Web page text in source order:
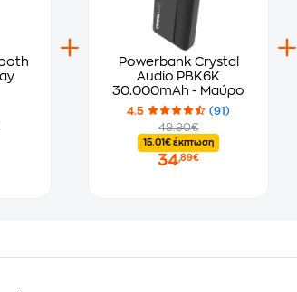
Powerbank Crystal
Audio PBK6K
30.000mAh - Μαύρο
4.5
(91)
49.90€
15.01€ έκπτωση
34,89€